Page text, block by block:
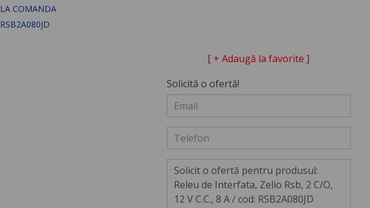
LA COMANDA
RSB2A080JD
[ + Adaugă la favorite ]
Solicită o ofertă!